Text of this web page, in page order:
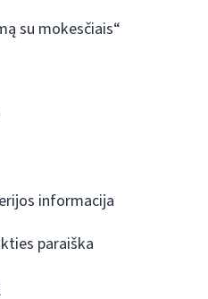
su mokesčiais“
informacija
paraiška